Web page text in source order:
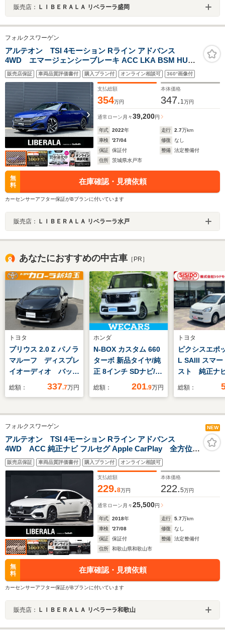
販売店： ＬＩＢＥＲＡＬＡ リベラーラ盛岡
フォルクスワーゲン
アルテオン TSI 4モーション Rライン アドバンス
4WD エマージェンシーブレーキ ACC LKA BSM HUD
ディスカバープロナビ CarPlay BT 360°カメラ 黒革 M付
きパワーシート シートヒーター マッサージシート LED
パワーバックドア オートホールド 純正20インチAW ドラ
レコ
販売店保証 車両品質評価書付 購入プラン付 オンライン相談可 360°画像付
支払総額
354万円
本体価格
347. 1万円
通常ローン 月々39,200円
年式 2022年 走行 2.7万km
車検
'27/04 修復
なし
保証
保証付 整備
法定整備付
住所
茨城県水戸市
無
料
在庫確認・見積依頼
カーセンサーアフター保証がBプランに付いています
販売店： ＬＩＢＥＲＡＬＡ リベラーラ水戸
あなたにおすすめの中古車 ［PR］
トヨタ
プリウス 2.0 Z パノラ
マルーフ ディスプレ
イオーディオ バック
モニター ETC2.0
総額： 337.7万円
ホンダ
N-BOX カスタム 660
ターボ 新品タイヤ/純
正 8インチ SDナビ/ホ
ンダセンシング/両側
線逸脱防止支援システ
ー/ドライブレコーダ
ー 前後
総額： 201.9万円
トヨタ
ピクシスエポ
L SAIII スマー
スト 純正ナ
クモニター
マチックハ
キーレスエ
横滑り防止
ングストップ
ク 禁煙車
総額：
フォルクスワーゲン NEW
アルテオン TSI 4モーション Rライン アドバンス
4WD ACC 純正ナビ フルセグ Apple CarPlay 全方位カ
メラ バーチャルCP 黒革 全席シートヒーター 電動バック
ドア オートホールド レーンキープアシスト ブラインドス
ポットアシスト パワーシート LED ドラレコ ETC
販売店保証 車両品質評価書付 購入プラン付 オンライン相談可
支払総額
229.8万円
本体価格
222.5万円
通常ローン 月々25,500円
年式 2018年 走行 5.7万km
車検
'27/08 修復
なし
保証
保証付 整備
法定整備付
住所
和歌山県和歌山市
無
料
在庫確認・見積依頼
カーセンサーアフター保証がBプランに付いています
販売店： ＬＩＢＥＲＡＬＡ リベラーラ和歌山